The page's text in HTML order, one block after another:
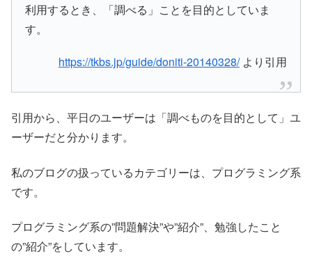
利用するとき、「調べる」ことを目的としていま
す。
https://tkbs.jp/guide/doniti-20140328/より引用
引用から、平日のユーザーは「調べものを目的として」ユ
ーザーだと分かります。
私のブログの扱っているカテゴリーは、プログラミング系
です。
プログラミング系の”問題解決”や”紹介”、勉強したこと
の”紹介”をしています。